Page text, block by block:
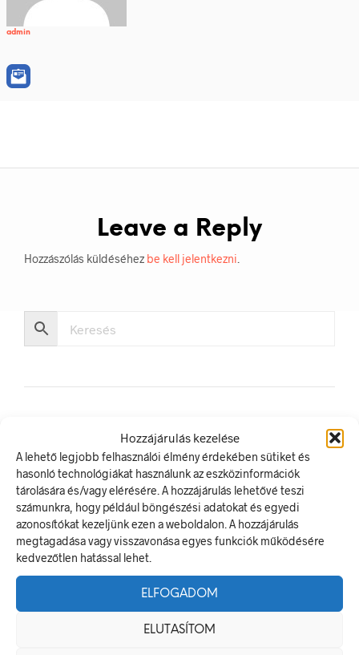
Hozzájárulás kezelése
A lehető legjobb felhasználói élmény érdekében sütiket és
hasonló technológiákat használunk az eszközinformációk
tárolására és/vagy elérésére. A hozzájárulás lehetővé teszi
számunkra, hogy például böngészési adatokat és egyedi
azonosítókat kezeljünk ezen a weboldalon. A hozzájárulás
megtagadása vagy visszavonása egyes funkciók működésére
kedvezőtlen hatással lehet.
ELFOGADOM
ELUTASÍTOM
admin
Leave a Reply
Hozzászólás küldéséhez be kell jelentkezni
LEGUTÓBBI BEJEGYZÉSEK
Munkavédelmi Táblák És Biztonsági Jelzések – Miért
Nélkülözhetetlenek A Munkahelyen?
Jól Láthatósági Mellény: Miért Fontos, Hogyan Válaszd Ki,
És Hogyan Teheted Egyedivé?
Céges Logóval Ellátott Pólók: Az Identitás És Csapatszellem
A Biztonságos Hulladékgazdálkodás: A Hulladékgyűjtő
Jelek Fontossága